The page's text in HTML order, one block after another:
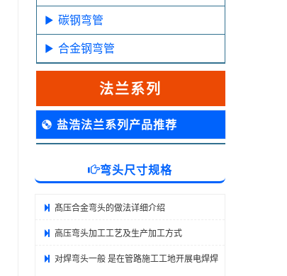
碳钢弯管
合金钢弯管
法兰系列
盐浩法兰系列产品推荐
弯头尺寸规格
髙压合金弯头的做法详细介绍
高压弯头加工工艺及生产加工方式
对焊弯头一般 是在管路施工工地开展电焊焊